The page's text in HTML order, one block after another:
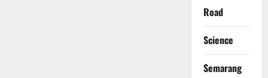
Road
Science
Semarang